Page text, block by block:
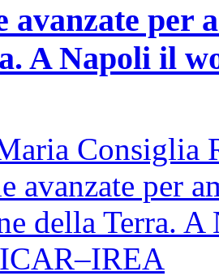
avanzate per
A Napoli il
Consiglia